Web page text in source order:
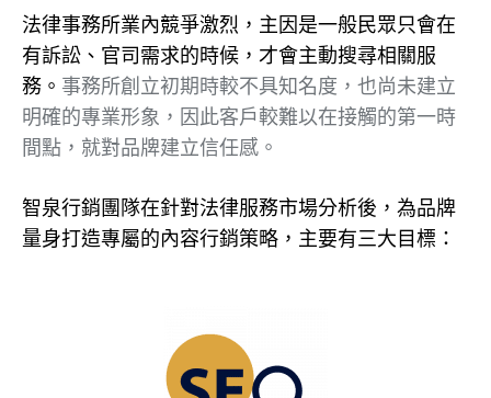
法律事務所業內競爭激烈，主因是一般民眾只會在
有訴訟、官司需求的時候，才會主動搜尋相關服
務。 事務所創立初期時較不具知名度，也尚未建立
明確的專業形象，因此客戶較難以在接觸的第一時
間點，就對品牌建立信任感。
智泉行銷團隊在針對法律服務市場分析後，為品牌
量身打造專屬的內容行銷策略，主要有三大目標：